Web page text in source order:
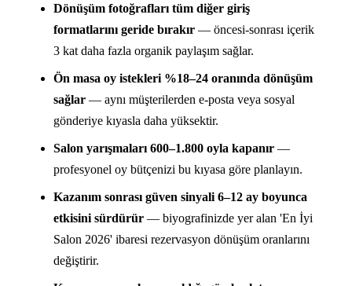
Dönüşüm fotoğrafları tüm diğer giriş
formatlarını geride bırakır — öncesi-sonrası içerik
3 kat daha fazla organik paylaşım sağlar.
Ön masa oy istekleri %18–24 oranında dönüşüm
sağlar — aynı müşterilerden e-posta veya sosyal
gönderiye kıyasla daha yüksektir.
Salon yarışmaları 600–1.800 oyla kapanır —
profesyonel oy bütçenizi bu kıyasa göre planlayın.
Kazanım sonrası güven sinyali 6–12 ay boyunca
etkisini sürdürür — biyografinizde yer alan 'En İyi
Salon 2026' ibaresi rezervasyon dönüşüm oranlarını
değiştirir.